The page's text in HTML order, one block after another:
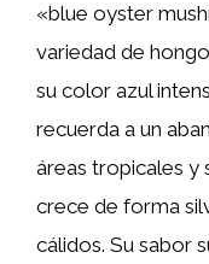
«blue oyster
variedad de
su color azul
recuerda a un
áreas tropicales y
crece de forma
cálidos. Su sabor